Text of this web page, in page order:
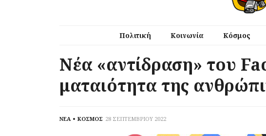
Πολιτική Κοινωνία Κόσμος
Νέα «αντίδραση» του
ματαιότητα της
ΝΕΑ ΚΟΣΜΟΣ 28 ΣΕΠΤΕΜΒΡΙΟΥ 2022